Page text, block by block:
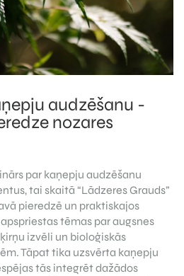
audzēšanu -
nozares
par kaņepju audzēšanu
tai skaitā “Lādzeres Grauds”
pieredzē un praktiskajos
tēmas par augsnes
izvēli un bioloģiskās
Tāpat tika uzsvērta kaņepju
tās integrēt dažādos